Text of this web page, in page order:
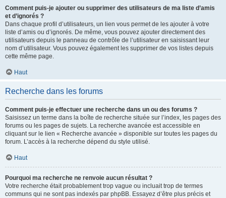
Comment puis-je ajouter ou supprimer des utilisateurs de ma liste d’amis
et d’ignorés ?
Dans chaque profil d’utilisateurs, un lien vous permet de les ajouter à votre
liste d’amis ou d’ignorés. De même, vous pouvez ajouter directement des
utilisateurs depuis le panneau de contrôle de l’utilisateur en saisissant leur
nom d’utilisateur. Vous pouvez également les supprimer de vos listes depuis
cette même page.
Haut
Recherche dans les forums
Comment puis-je effectuer une recherche dans un ou des forums ?
Saisissez un terme dans la boîte de recherche située sur l’index, les pages des
forums ou les pages de sujets. La recherche avancée est accessible en
cliquant sur le lien « Recherche avancée » disponible sur toutes les pages du
forum. L’accès à la recherche dépend du style utilisé.
Haut
Pourquoi ma recherche ne renvoie aucun résultat ?
Votre recherche était probablement trop vague ou incluait trop de termes
communs qui ne sont pas indexés par phpBB. Essayez d’être plus précis et